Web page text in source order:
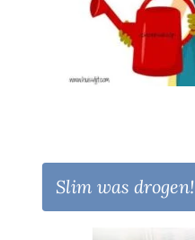
Slim was drogen!